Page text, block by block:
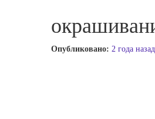
Опубликовано: 2 года назад